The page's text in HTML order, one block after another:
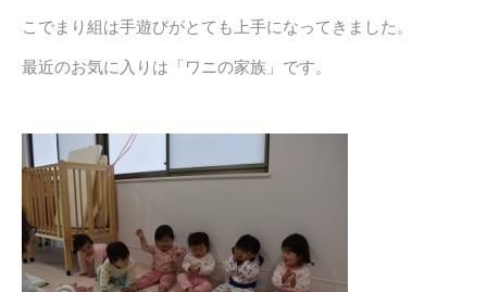
こでまり組は手遊びがとても上手になってきました。
最近のお気に入りは「ワニの家族」です。